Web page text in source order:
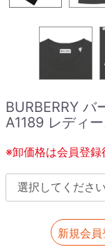
BURBERRY
A1189 レディ
※卸価格は会員登録
新規会員